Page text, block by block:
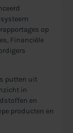
op
Financiële
putten uit
in
en
producten en